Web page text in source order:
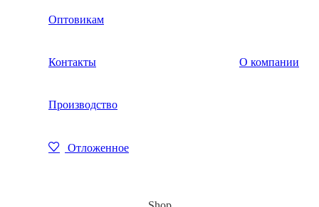
Оптовикам
Контакты О компании
Производство
Отложенное